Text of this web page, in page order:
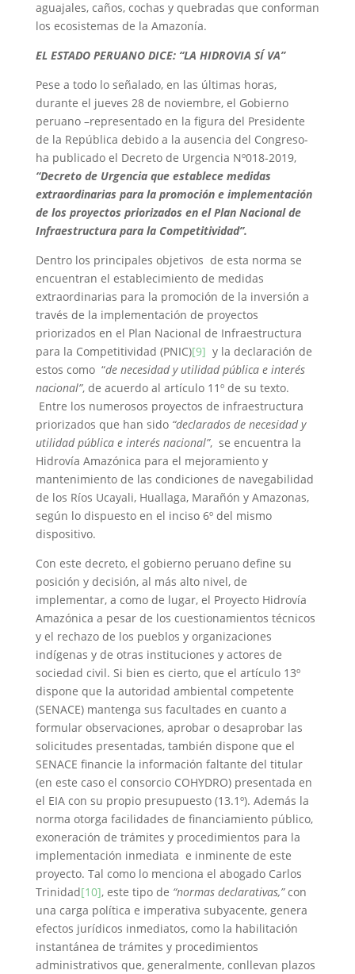
aguajales, caños, cochas y quebradas que conforman
los ecosistemas de la Amazonía.
EL ESTADO PERUANO DICE: “LA HIDROVIA SÍ VA”
Pese a todo lo señalado, en las últimas horas,
durante el jueves 28 de noviembre, el Gobierno
peruano –representado en la figura del Presidente
de la República debido a la ausencia del Congreso-
ha publicado el Decreto de Urgencia Nº018-2019,
“Decreto de Urgencia que establece medidas
extraordinarias para la promoción e implementación
de los proyectos priorizados en el Plan Nacional de
Infraestructura para la Competitividad”.
Dentro los principales objetivos de esta norma se
encuentran el establecimiento de medidas
extraordinarias para la promoción de la inversión a
través de la implementación de proyectos
priorizados en el Plan Nacional de Infraestructura
para la Competitividad (PNIC)[9] y la declaración de
estos como “de necesidad y utilidad pública e interés
nacional”, de acuerdo al artículo 11º de su texto.
Entre los numerosos proyectos de infraestructura
priorizados que han sido “declarados de necesidad y
utilidad pública e interés nacional”, se encuentra la
Hidrovía Amazónica para el mejoramiento y
mantenimiento de las condiciones de navegabilidad
de los Ríos Ucayali, Huallaga, Marañón y Amazonas,
según lo dispuesto en el inciso 6º del mismo
dispositivo.
Con este decreto, el gobierno peruano define su
posición y decisión, al más alto nivel, de
implementar, a como de lugar, el Proyecto Hidrovía
Amazónica a pesar de los cuestionamientos técnicos
y el rechazo de los pueblos y organizaciones
indígenas y de otras instituciones y actores de
sociedad civil. Si bien es cierto, que el artículo 13º
dispone que la autoridad ambiental competente
(SENACE) mantenga sus facultades en cuanto a
formular observaciones, aprobar o desaprobar las
solicitudes presentadas, también dispone que el
SENACE financie la información faltante del titular
(en este caso el consorcio COHYDRO) presentada en
el EIA con su propio presupuesto (13.1º). Además la
norma otorga facilidades de financiamiento público,
exoneración de trámites y procedimientos para la
implementación inmediata e inminente de este
proyecto. Tal como lo menciona el abogado Carlos
Trinidad[10], este tipo de “normas declarativas,”con
una carga política e imperativa subyacente, genera
efectos jurídicos inmediatos, como la habilitación
instantánea de trámites y procedimientos
administrativos que, generalmente, conllevan plazos